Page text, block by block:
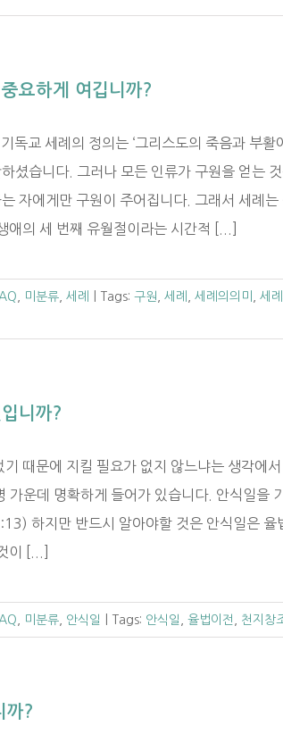
요하게 여깁니까?
독교 세례의 정의는 ‘그리스도의 죽음과 부활
셨습니다. 그러나 모든 인류가 구원을 얻는
자에게만 구원이 주어집니다. 그래서 세례
애의 세 번째 유월절이라는 시간적 [...]
미분류 세례 Tags: 구원 세례 세례의의미 세
니까?
때문에 지킬 필요가 없지 않느냐는 생각에
가운데 명확하게 들어가 있습니다. 안식일을
하지만 반드시 알아야할 것은 안식일은 율
이 [...]
미분류 안식일 Tags: 안식일 율법이전 천지창
까?